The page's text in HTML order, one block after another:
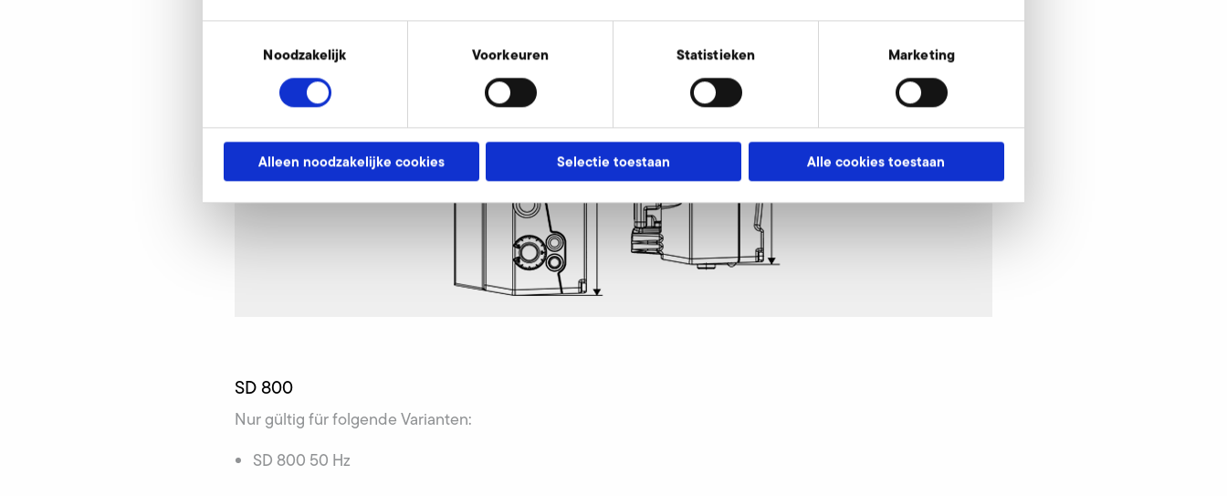
Noodzakelijk Voorkeuren Statistieken Marketing
Alleen noodzakelijke cookies Selectie toestaan Alle cookies toestaan
SD 800
Nur gültig für folgende Varianten:
SD 800 50 Hz